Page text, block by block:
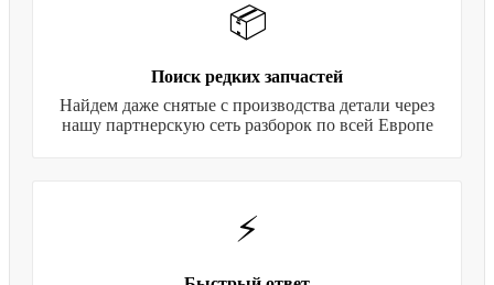
📦
Поиск редких запчастей
Найдем даже снятые с производства детали через
нашу партнерскую сеть разборок по всей Европе
⚡